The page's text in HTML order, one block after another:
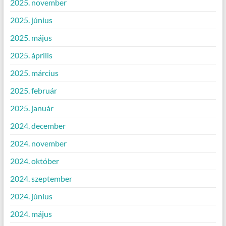
2025. november
2025. június
2025. május
2025. április
2025. március
2025. február
2025. január
2024. december
2024. november
2024. október
2024. szeptember
2024. június
2024. május